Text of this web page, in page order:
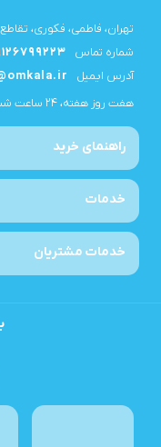
تهران، فاطمی، فکوری،
شماره تماس
آدرس ایمیل
هفت روز هفته، ۲۴ ساعت شبانه‌روز پاسخگوی شما هستیم.
راهنمای خرید
خدمات
خدمات مشتریان